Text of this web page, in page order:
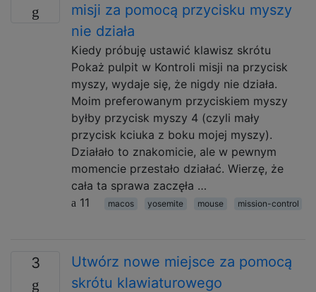
misji za pomocą przycisku myszy
nie działa
Kiedy próbuję ustawić klawisz skrótu
Pokaż pulpit w Kontroli misji na przycisk
myszy, wydaje się, że nigdy nie działa.
Moim preferowanym przyciskiem myszy
byłby przycisk myszy 4 (czyli mały
przycisk kciuka z boku mojej myszy).
Działało to znakomicie, ale w pewnym
momencie przestało działać. Wierzę, że
cała ta sprawa zaczęła …
11
macos yosemite mouse mission-control
3
Utwórz nowe miejsce za pomocą
skrótu klawiaturowego